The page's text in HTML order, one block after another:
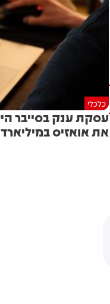
כלכלי
עסקת ענק בסייבר
את אואזיס